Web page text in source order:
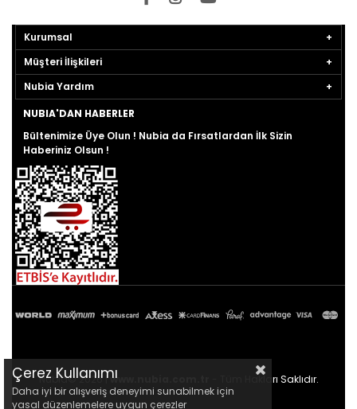
Kurumsal
Müşteri İlişkileri
Nubia Yardım
NUBIA'DAN HABERLER
Bültenimize Üye Olun ! Nubia da Fırsatlardan İlk Sizin
Haberiniz Olsun !
Nubia© 2026 | www.nubia.com.tr - Tüm Hakları Saklıdır.
Çerez Kullanımı
Daha iyi bir alışveriş deneyimi sunabilmek için
yasal düzenlemelere uygun çerezler